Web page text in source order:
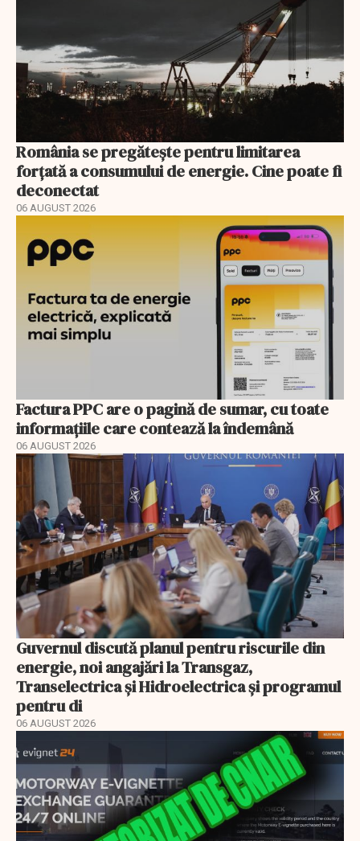
România se pregătește pentru limitarea
forțată a consumului de energie. Cine poate fi
deconectat
06 AUGUST 2026
Factura PPC are o pagină de sumar, cu toate
informațiile care contează la îndemână
06 AUGUST 2026
Guvernul discută planul pentru riscurile din
energie, noi angajări la Transgaz,
Transelectrica și Hidroelectrica și programul
pentru di
06 AUGUST 2026